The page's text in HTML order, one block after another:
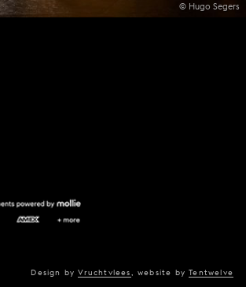
© Hugo Segers
Design byVruchtvlees, website byTentwelve